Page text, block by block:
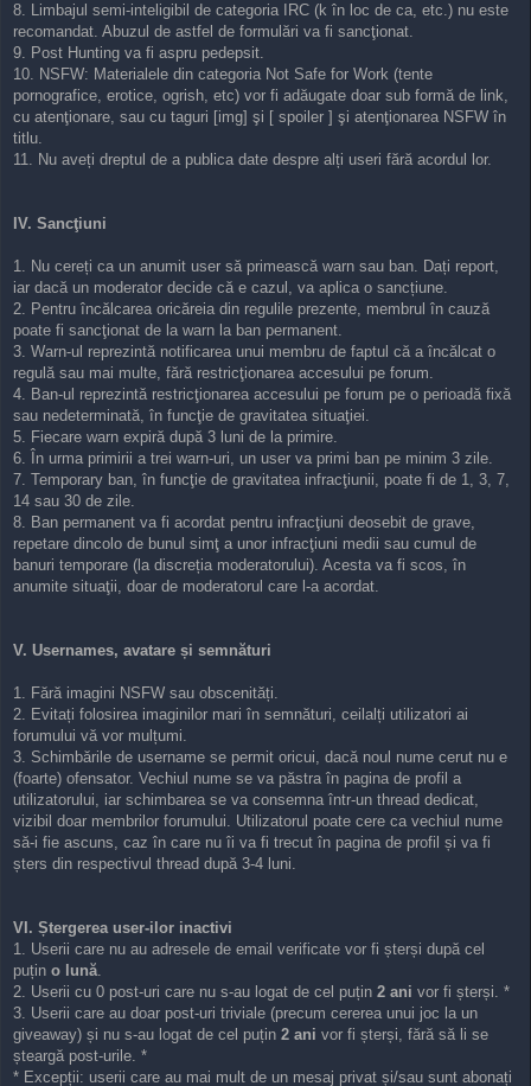
8. Limbajul semi-inteligibil de categoria IRC (k în loc de ca, etc.) nu este
recomandat. Abuzul de astfel de formulări va fi sancţionat.
9. Post Hunting va fi aspru pedepsit.
10. NSFW: Materialele din categoria Not Safe for Work (tente
pornografice, erotice, ogrish, etc) vor fi adăugate doar sub formă de link,
cu atenţionare, sau cu taguri [img] şi [ spoiler ] şi atenţionarea NSFW în
titlu.
11. Nu aveți dreptul de a publica date despre alți useri fără acordul lor.
IV. Sancţiuni
1. Nu cereți ca un anumit user să primească warn sau ban. Dați report,
iar dacă un moderator decide că e cazul, va aplica o sancțiune.
2. Pentru încălcarea oricăreia din regulile prezente, membrul în cauză
poate fi sancţionat de la warn la ban permanent.
3. Warn-ul reprezintă notificarea unui membru de faptul că a încălcat o
regulă sau mai multe, fără restricţionarea accesului pe forum.
4. Ban-ul reprezintă restricţionarea accesului pe forum pe o perioadă fixă
sau nedeterminată, în funcţie de gravitatea situaţiei.
5. Fiecare warn expiră după 3 luni de la primire.
6. În urma primirii a trei warn-uri, un user va primi ban pe minim 3 zile.
7. Temporary ban, în funcţie de gravitatea infracţiunii, poate fi de 1, 3, 7,
14 sau 30 de zile.
8. Ban permanent va fi acordat pentru infracţiuni deosebit de grave,
repetare dincolo de bunul simţ a unor infracţiuni medii sau cumul de
banuri temporare (la discreția moderatorului). Acesta va fi scos, în
anumite situaţii, doar de moderatorul care l-a acordat.
V. Usernames, avatare și semnături
1. Fără imagini NSFW sau obscenități.
2. Evitați folosirea imaginilor mari în semnături, ceilalți utilizatori ai
forumului vă vor mulțumi.
3. Schimbările de username se permit oricui, dacă noul nume cerut nu e
(foarte) ofensator. Vechiul nume se va păstra în pagina de profil a
utilizatorului, iar schimbarea se va consemna într-un thread dedicat,
vizibil doar membrilor forumului. Utilizatorul poate cere ca vechiul nume
să-i fie ascuns, caz în care nu îi va fi trecut în pagina de profil și va fi
șters din respectivul thread după 3-4 luni.
VI. Ștergerea user-ilor inactivi
1. Userii care nu au adresele de email verificate vor fi șterși după cel
puțin o lună.
2. Userii cu 0 post-uri care nu s-au logat de cel puțin 2 ani vor fi șterși. *
3. Userii care au doar post-uri triviale (precum cererea unui joc la un
giveaway) și nu s-au logat de cel puțin 2 ani vor fi șterși, fără să li se
șteargă post-urile. *
* Excepții: userii care au mai mult de un mesaj privat și/sau sunt abonați